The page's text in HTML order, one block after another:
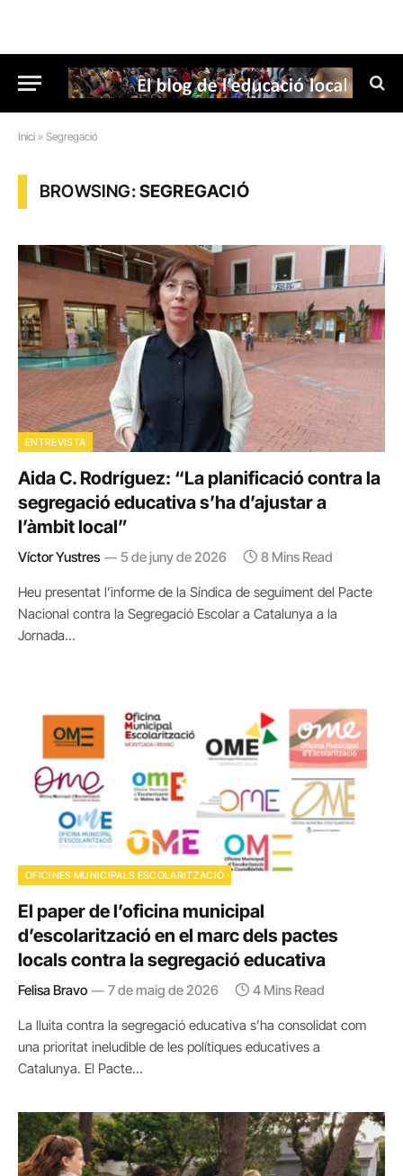
Inici » Segregació
BROWSING:SEGREGACIÓ
ENTREVISTA
Aida C. Rodríguez: “La planificació contra la
segregació educativa s’ha d’ajustar a
l’àmbit local”
Víctor Yustres 5 de juny de 2026 8 Mins Read
Heu presentat l’informe de la Síndica de seguiment del Pacte
Nacional contra la Segregació Escolar a Catalunya a la
Jornada…
OFICINES MUNICIPALS ESCOLARITZACIÓ
El paper de l’oficina municipal
d’escolarització en el marc dels pactes
locals contra la segregació educativa
Felisa Bravo 7 de maig de 2026 4 Mins Read
La lluita contra la segregació educativa s’ha consolidat com
una prioritat ineludible de les polítiques educatives a
Catalunya. El Pacte…